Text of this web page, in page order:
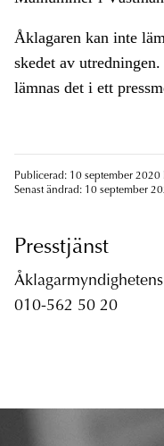
Åklagaren kan inte
skedet av
lämnas det i ett
Publicerad: 10 september 2020
Senast ändrad: 10 september
Presstjänst
010-562 50 20